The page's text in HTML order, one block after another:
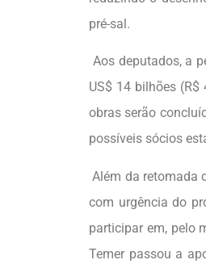
pré-sal.
Aos deputados, a
US$ 14 bilhões
obras serão
possíveis sócios
Além da retomada
com urgência do
participar em, pelo
Temer passou a